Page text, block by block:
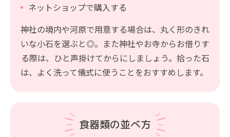
ネットショップで購入する
神社の境内や河原で用意する場合は、丸く形のきれ
いな小石を選ぶと◎。また神社やお寺からお借りす
る際は、ひと声掛けてからにしましょう。拾った石
は、よく洗って儀式に使うことをおすすめします。
食器類の並べ方